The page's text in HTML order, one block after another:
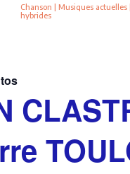
Chanson | Musiques actuelles
hybrides